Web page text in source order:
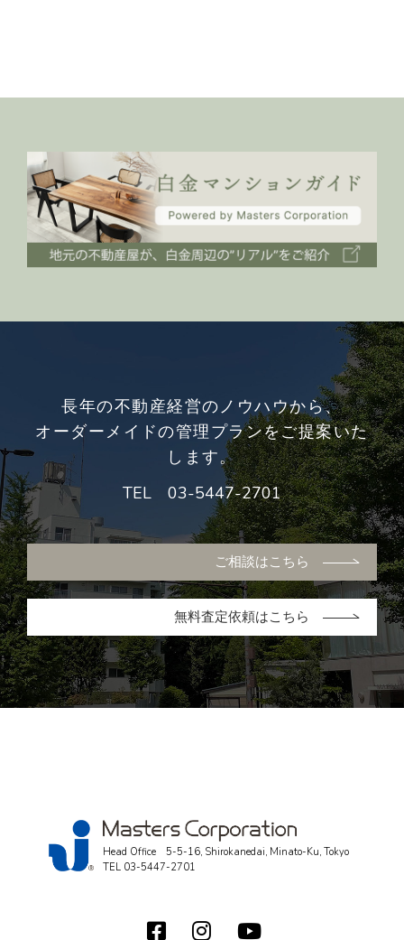
長年の不動産経営のノウハウから、
オーダーメイドの管理プランをご提案いた
します。
TEL 03-5447-2701
ご相談はこちら
無料査定依頼はこちら
Head Office 5-5-16, Shirokanedai, Minato-Ku, Tokyo
TEL 03-5447-2701